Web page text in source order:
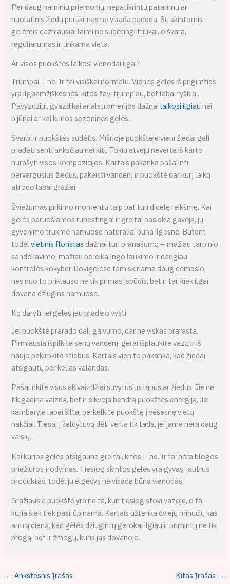
Per daug naminių priemonių, nepatikrintų patarimų ar
nuolatinis žiedų purškimas ne visada padeda. Su skintomis
gėlėmis dažniausiai laimi ne sudėtingi triukai, o švara,
reguliarumas ir tinkama vieta.
Ar visos puokštės laikosi vienodai ilgai?
Trumpai – ne. Ir tai visiškai normalu. Vienos gėlės iš prigimties
yra ilgaamžiškesnės, kitos žavi trumpiau, bet labai ryškiai.
Pavyzdžiui, gvazdikai ar alstromerijos dažnailaikosi ilgiau nei
bijūnai ar kai kurios sezoninės gėlės.
Svarbi ir puokštės sudėtis. Mišrioje puokštėje vieni žiedai gali
pradėti senti anksčiau nei kiti. Tokiu atveju neverta iš karto
nurašyti visos kompozicijos. Kartais pakanka pašalinti
pervargusius žiedus, pakeisti vandenį ir puokštė dar kurį laiką
atrodo labai gražiai.
Šviežumas pirkimo momentu taip pat turi didelę reikšmę. Kai
gėlės paruošiamos rūpestingai ir greitai pasiekia gavėją, jų
gyvenimo trukmė namuose natūraliai būna ilgesnė. Būtent
todėlvietinis floristas dažnai turi pranašumą – mažiau tarpinio
sandėliavimo, mažiau bereikalingo laukimo ir daugiau
kontrolės kokybei. Dovigėlėse tam skiriame daug dėmesio,
nes nuo to priklauso ne tik pirmas įspūdis, bet ir tai, kiek ilgai
dovana džiugins namuose.
Ką daryti, jei gėlės jau pradėjo vysti
Jei puokštė prarado dalį gaivumo, dar ne viskas prarasta.
Pirmiausia išpilkite seną vandenį, gerai išplaukite vazą ir iš
naujo pakirpkite stiebus. Kartais vien to pakanka, kad žiedai
atsigautų per kelias valandas.
Pašalinkite visus akivaizdžiai suvytusius lapus ar žiedus. Jie ne
tik gadina vaizdą, bet ir eikvoja bendrą puokštės energiją. Jei
kambaryje labai šilta, perkelkite puokštę į vėsesnę vietą
nakčiai. Tiesa, į šaldytuvą dėti verta tik tada, jei jame nėra daug
vaisių.
Kai kurios gėlės atsigauna greitai, kitos – ne. Ir tai nėra blogos
priežiūros įrodymas. Tiesiog skintos gėlės yra gyvas, jautrus
produktas, todėl jų elgesys ne visada būna vienodas.
Gražiausia puokštė yra ne ta, kuri tiesiog stovi vazoje, o ta,
kuria šiek tiek pasirūpinama. Kartais užtenka dviejų minučių kas
antrą dieną, kad gėlės džiugintų gerokai ilgiau ir primintų ne tik
progą, bet ir žmogų, kuris jas dovanojo.
← Ankstesnis Įrašas Kitas Įrašas →